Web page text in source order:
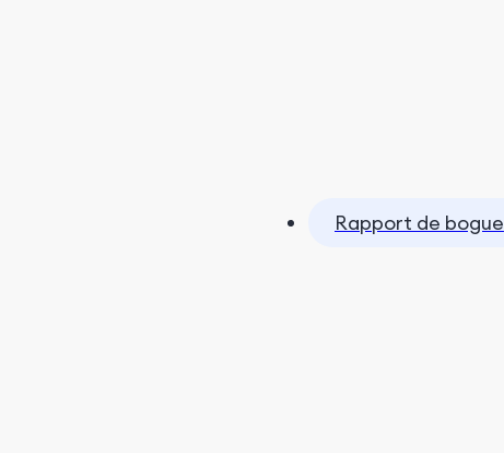
Rapport de bogue